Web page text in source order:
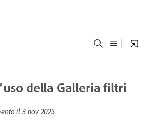
della Galleria filtri
il 3 nov 2025